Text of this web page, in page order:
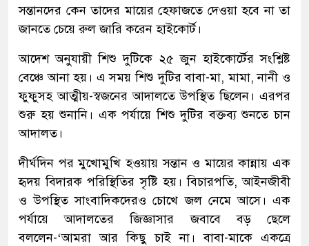
সন্তানদের কেন তাদের মায়ের হেফাজতে দেওয়া হবে না তা
জানতে চেয়ে রুল জারি করেন হাইকোর্ট।
আদেশ অনুযায়ী শিশু দুটিকে ২৫ জুন হাইকোর্টের সংশ্লিষ্ট
বেঞ্চে আনা হয়। এ সময় শিশু দুটির বাবা-মা, মামা, নানী ও
ফুফুসহ আত্মীয়-স্বজনের আদালতে উপস্থিত ছিলেন। এরপর
শুরু হয় শুনানি। এক পর্যায়ে শিশু দুটির বক্তব্য শুনতে চান
আদালত।
দীর্ঘদিন পর মুখোমুখি হওয়ায় সন্তান ও মায়ের কান্নায় এক
হৃদয় বিদারক পরিস্থিতির সৃষ্টি হয়। বিচারপতি, আইনজীবী
ও উপস্থিত সাংবাদিকদেরও চোখে জল নেমে আসে। এক
পর্যায়ে আদালতের জিজ্ঞাসার জবাবে বড় ছেলে
বললেন-‘আমরা আর কিছু চাই না। বাবা-মাকে একত্রে